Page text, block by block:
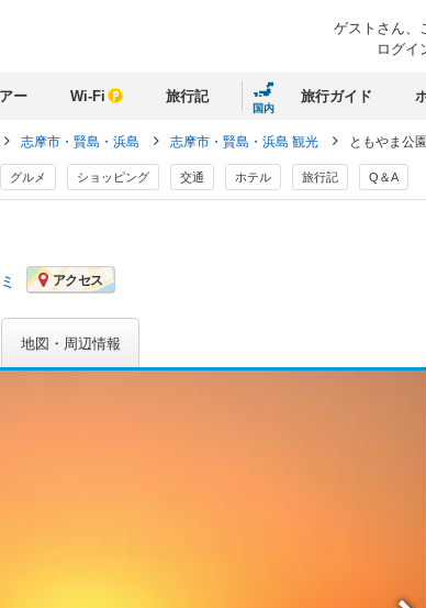
ゲストさん、
ログイ
ー Wi-Fi 旅行記
国内
旅行ガイド
志摩市・賢島・浜島 志摩市・賢島・浜島 観光 ともやま公園
グルメ ショッピング 交通 ホテル 旅行記 Q＆A
アクセス
地図・周辺情報